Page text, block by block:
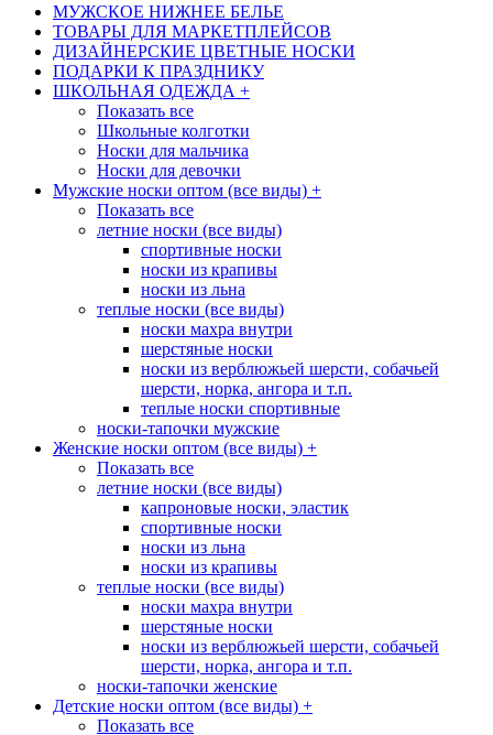
МУЖСКОЕ НИЖНЕЕ БЕЛЬЕ
ТОВАРЫ ДЛЯ МАРКЕТПЛЕЙСОВ
ДИЗАЙНЕРСКИЕ ЦВЕТНЫЕ НОСКИ
ПОДАРКИ К ПРАЗДНИКУ
ШКОЛЬНАЯ ОДЕЖДА +
Показать все
Школьные колготки
Носки для мальчика
Носки для девочки
Мужские носки оптом (все виды) +
Показать все
летние носки (все виды)
спортивные носки
носки из крапивы
носки из льна
теплые носки (все виды)
носки махра внутри
шерстяные носки
носки из верблюжьей шерсти, собачьей
шерсти, норка, ангора и т.п.
теплые носки спортивные
носки-тапочки мужские
Женские носки оптом (все виды) +
Показать все
летние носки (все виды)
капроновые носки, эластик
спортивные носки
носки из льна
носки из крапивы
теплые носки (все виды)
носки махра внутри
шерстяные носки
носки из верблюжьей шерсти, собачьей
шерсти, норка, ангора и т.п.
носки-тапочки женские
Детские носки оптом (все виды) +
Показать все